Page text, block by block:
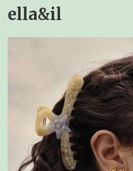
ella&il